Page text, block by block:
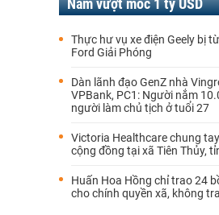
Nam vượt mốc 1 tỷ USD
Thực hư vụ xe điện Geely bị
Ford Giải Phóng
Dàn lãnh đạo GenZ nhà
VPBank, PC1: Người nắm
người làm chủ tịch ở tuổi 27
Victoria Healthcare chung
cộng đồng tại xã Tiên Thủy,
Huấn Hoa Hồng chỉ trao 24
cho chính quyền xã, không